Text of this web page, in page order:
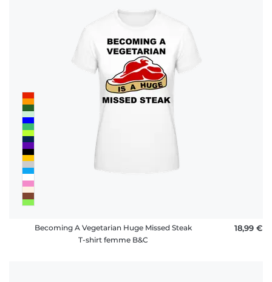
Becoming A Vegetarian Huge Missed Steak
T-shirt femme B&C
18,99 €